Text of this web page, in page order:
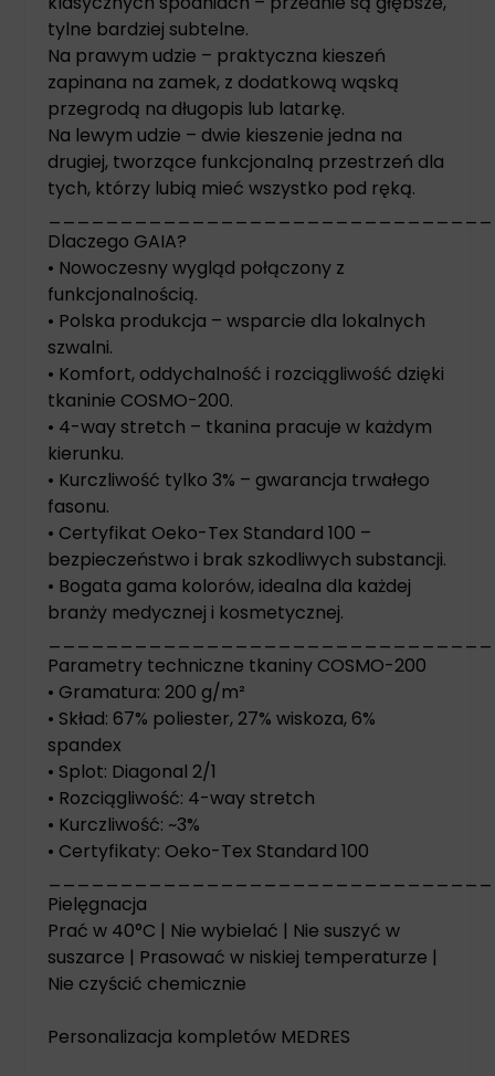
tylne bardziej subtelne.
Na prawym udzie – praktyczna kieszeń
zapinana na zamek, z dodatkową wąską
przegrodą na długopis lub latarkę.
Na lewym udzie – dwie kieszenie jedna na
drugiej, tworzące funkcjonalną przestrzeń dla
tych, którzy lubią mieć wszystko pod ręką.
Dlaczego GAIA?
• Nowoczesny wygląd połączony z
funkcjonalnością.
• Polska produkcja – wsparcie dla lokalnych
szwalni.
• Komfort, oddychalność i rozciągliwość dzięki
tkaninie COSMO-200.
• 4-way stretch – tkanina pracuje w każdym
kierunku.
• Kurczliwość tylko 3% – gwarancja trwałego
fasonu.
• Certyfikat Oeko-Tex Standard 100 –
bezpieczeństwo i brak szkodliwych substancji.
• Bogata gama kolorów, idealna dla każdej
branży medycznej i kosmetycznej.
Parametry techniczne tkaniny COSMO-200
• Gramatura: 200 g/m²
• Skład: 67% poliester, 27% wiskoza, 6%
spandex
• Splot: Diagonal 2/1
• Rozciągliwość: 4-way stretch
• Kurczliwość: ~3%
• Certyfikaty: Oeko-Tex Standard 100
Pielęgnacja
Prać w 40°C | Nie wybielać | Nie suszyć w
suszarce | Prasować w niskiej temperaturze |
Nie czyścić chemicznie
Personalizacja kompletów MEDRES